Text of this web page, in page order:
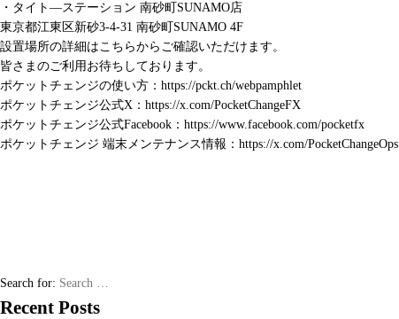
・タイト―ステーション 南砂町SUNAMO店
東京都江東区新砂3-4-31 南砂町SUNAMO 4F
設置場所の詳細はこちらからご確認いただけます。
皆さまのご利用お待ちしております。
ポケットチェンジの使い方： https://pckt.ch/webpamphlet
ポケットチェンジ公式X： https://x.com/PocketChangeFX
ポケットチェンジ公式Facebook： https://www.facebook.com/pocketfx
ポケットチェンジ 端末メンテナンス情報： https://x.com/PocketChangeOps
Search for:
Recent Posts